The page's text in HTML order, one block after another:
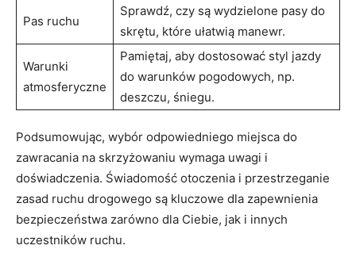
Pas ruchu
Sprawdź, czy są wydzielone pasy do
skrętu, które ułatwią manewr.
Warunki
atmosferyczne
Pamiętaj, aby dostosować styl jazdy
do warunków pogodowych, np.
deszczu, śniegu.
Podsumowując, wybór odpowiedniego miejsca do
zawracania na skrzyżowaniu wymaga uwagi i
doświadczenia. Świadomość otoczenia i przestrzeganie
zasad ruchu drogowego są kluczowe dla zapewnienia
bezpieczeństwa zarówno dla Ciebie, jak i innych
uczestników ruchu.